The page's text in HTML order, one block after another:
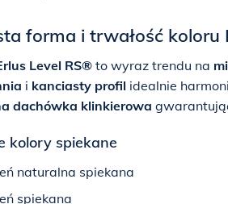
forma i trwałość koloru
Level RS® to wyraz trendu na
i kanciasty profil idealnie
dachówka klinkierowa
kolory spiekane
naturalna spiekana
spiekana